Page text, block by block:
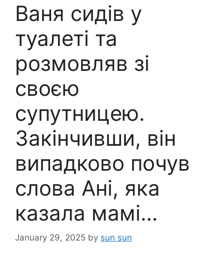
Ваня сидів у
туалеті та
розмовляв зі
своєю
супутницею.
Закінчивши, він
випадково почув
слова Ані, яка
казала мамі…
January 29, 2025 by sun sun